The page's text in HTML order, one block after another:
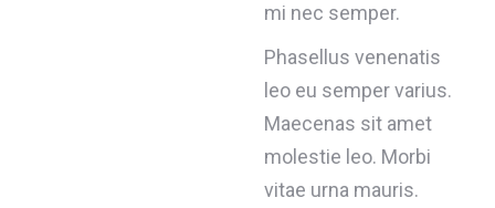
mi nec semper.
Phasellus venenatis
leo eu semper varius.
Maecenas sit amet
molestie leo. Morbi
vitae urna mauris.